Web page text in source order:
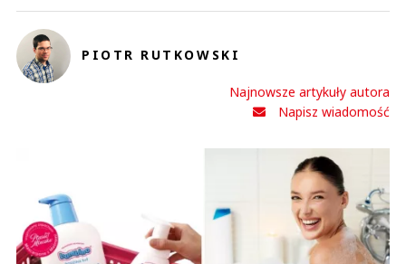
PIOTR RUTKOWSKI
Najnowsze artykuły autora
Napisz wiadomość